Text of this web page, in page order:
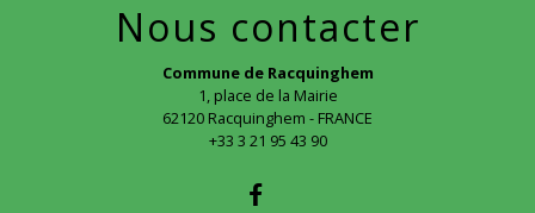
Nous contacter
Commune de Racquinghem
1, place de la Mairie
62120 Racquinghem - FRANCE
+33 3 21 95 43 90